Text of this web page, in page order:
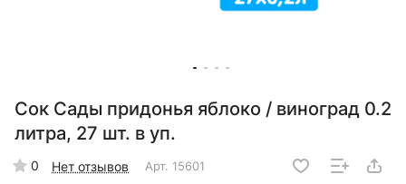
Сок Сады придонья яблоко / виноград 0.2
литра, 27 шт. в уп.
0 Нет отзывов Арт. 15601